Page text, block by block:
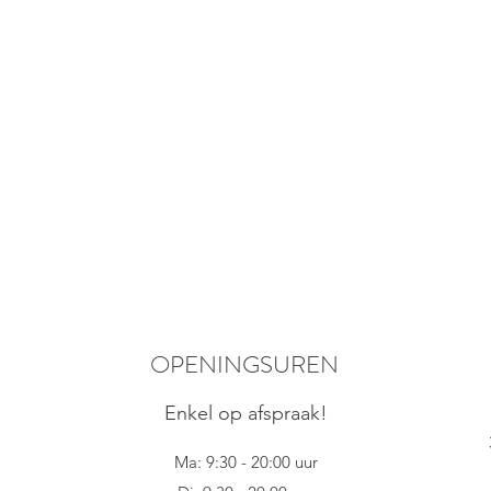
OPENINGSUREN
Enkel op afspraak!
Ma: 9:30 - 20:00 uur